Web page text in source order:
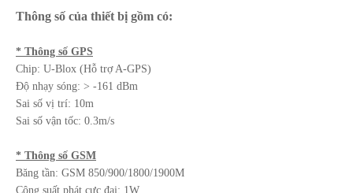
Thông số của thiết bị gồm có:
* Thông số GPS
Chip: U-Blox (Hỗ trợ A-GPS)
Độ nhạy sóng: > -161 dBm
Sai số vị trí: 10m
Sai số vận tốc: 0.3m/s
* Thông số GSM
Băng tần: GSM 850/900/1800/1900M
Công suất phát cực đại: 1W